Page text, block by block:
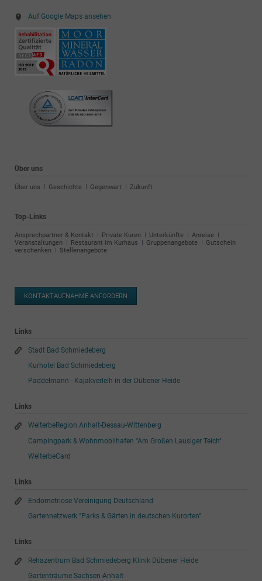
Auf Google Maps ansehen
Über uns
Navigation
Über uns Geschichte Gegenwart Zukunft
Top-Links
Navigation
überspringen
Ansprechpartner & Kontakt Private Kuren Unterkünfte
Anreise
Veranstaltungen
Restaurant im Kurhaus Gruppenangebote
Gutschein
verschenken
Stellenangebote
KONTAKTAUFNAHME ANFORDERN
Links
Stadt Bad Schmiedeberg
Kurhotel Bad Schmiedeberg
Paddelmann - Kajakverleih in der Dübener Heide
Links
WelterbeRegion Anhalt-Dessau-Wittenberg
Campingpark & Wohnmobilhafen "Am Großen Lausiger Teich"
WelterbeCard
Links
Endometriose Vereinigung Deutschland
Gartennetzwerk "Parks & Gärten in deutschen Kurorten"
Links
Rehazentrum Bad Schmiedeberg Klinik Dübener Heide
Gartenträume Sachsen-Anhalt